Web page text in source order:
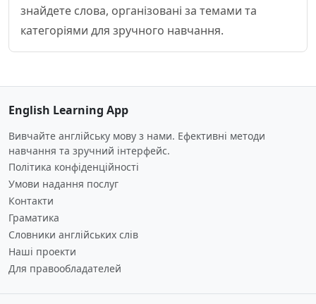
знайдете слова, організовані за темами та
категоріями для зручного навчання.
English Learning App
Вивчайте англійську мову з нами. Ефективні методи
навчання та зручний інтерфейс.
Політика конфіденційності
Умови надання послуг
Контакти
Граматика
Словники англійських слів
Наші проекти
Для правообладателей